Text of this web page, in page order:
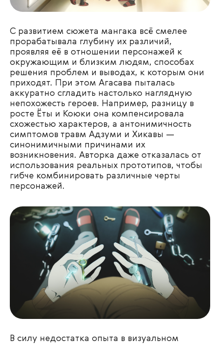
С развитием сюжета мангака всё смелее
прорабатывала глубину их различий,
проявляя её в отношении персонажей к
окружающим и близким людям, способах
решения проблем и выводах, к которым они
приходят. При этом Агасава пыталась
аккуратно сгладить настолько наглядную
непохожесть героев. Например, разницу в
росте Ёты и Коюки она компенсировала
схожестью характеров, а антонимичность
симптомов травм Адзуми и Хикавы —
синонимичными причинами их
возникновения. Авторка даже отказалась от
использования реальных прототипов, чтобы
гибче комбинировать различные черты
персонажей.
В силу недостатка опыта в визуальном